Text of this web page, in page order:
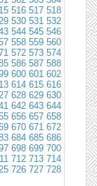
516 517 518
530 531 532
544 545 546
558 559 560
572 573 574
586 587 588
600 601 602
614 615 616
628 629 630
642 643 644
656 657 658
670 671 672
684 685 686
698 699 700
712 713 714
726 727 728